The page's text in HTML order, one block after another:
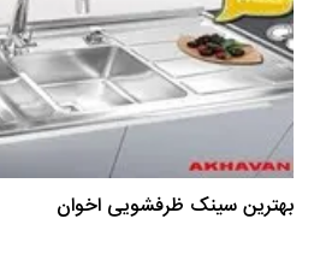
بهترین سینک ظرفشویی اخوان